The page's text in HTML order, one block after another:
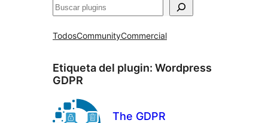
Buscar
TodosCommunityCommercial
Etiqueta del plugin: Wordpress
GDPR
The GDPR